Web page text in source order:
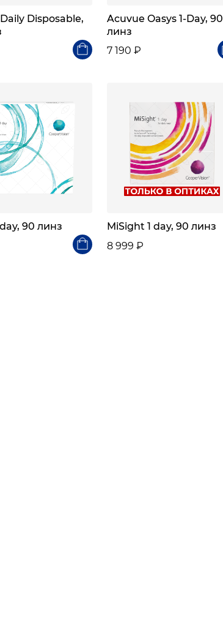
Disposable,
Acuvue Oasys 1-Day, 90
линз
7 190 ₽
90 линз
MiSight 1 day, 90 линз
8 999 ₽